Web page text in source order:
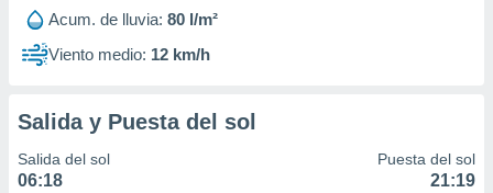
Acum. de lluvia: 80 l/m²
Viento medio: 12 km/h
Salida y Puesta del sol
Salida del sol
06:18
Puesta del sol
21:19